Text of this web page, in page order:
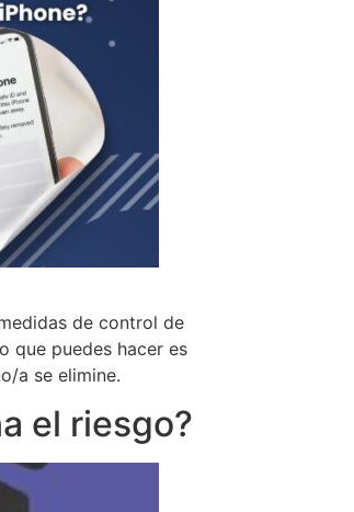
de control de
que puedes hacer es
a se elimine.
el riesgo?